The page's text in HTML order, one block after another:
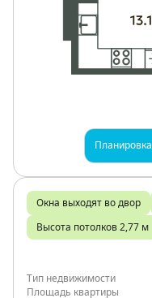
Планировка
Окна выходят во двор
Высота потолков 2,77 м
Тип недвижимости
Площадь квартиры